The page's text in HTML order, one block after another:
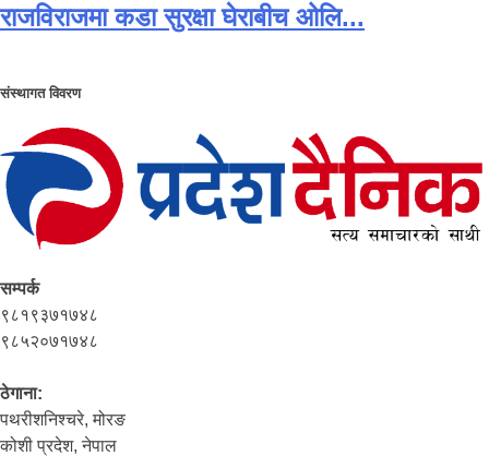
राजविराजमा कडा सुरक्षा घेराबीच ओलि...
संस्थागत विवरण
सम्पर्क
९८१९३७१७४८
९८५२०७१७४८
ठेगाना:
पथरीशनिश्‍चरे, मोरङ
कोशी प्रदेश, नेपाल